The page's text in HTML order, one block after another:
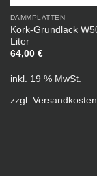
DÄMMPLATTEN
Kork-Grundlack
Liter
64,00 €
inkl. 19 % MwSt.
zzgl. Versandkosten